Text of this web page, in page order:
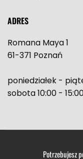
ADRES
Romana Maya 1
61-371 Poznań
poniedziałek -
sobota 10:00 -
Potrzebujesz